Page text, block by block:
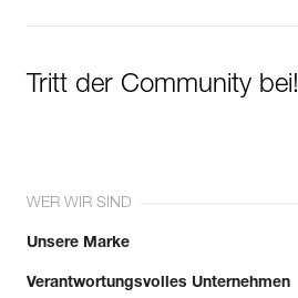
Tritt der Community bei!
WER WIR SIND
Unsere Marke
Verantwortungsvolles Unternehmen